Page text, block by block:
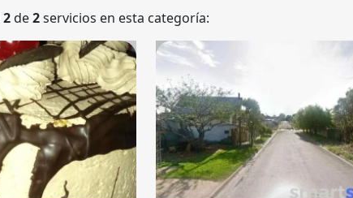
2de2servicios en esta categoría: